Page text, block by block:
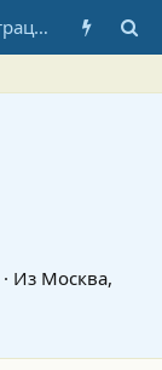
Регистрация
· Из Москва,